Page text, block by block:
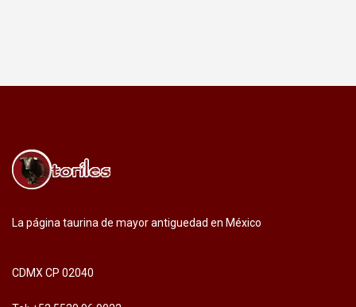
La página taurina de mayor antiguedad en México
CDMX CP 02040